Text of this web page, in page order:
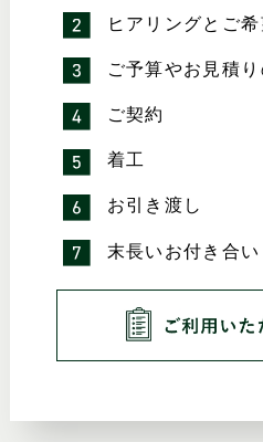
ヒアリングとご
ご予算やお見積
ご契約
着工
お引き渡し
末長いお付き合い